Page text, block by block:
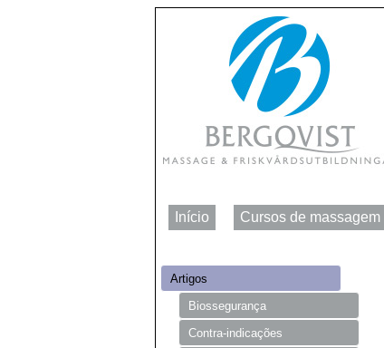
Início Cursos de massagem
Artigos
Biossegurança
Contra-indicações